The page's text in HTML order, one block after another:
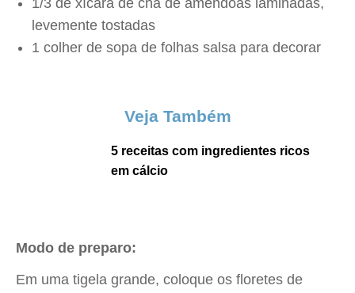
1/3 de xícara de chá de amêndoas laminadas,
levemente tostadas
1 colher de sopa de folhas salsa para decorar
Veja Também
5 receitas com ingredientes ricos
em cálcio
Modo de preparo:
Em uma tigela grande, coloque os floretes de